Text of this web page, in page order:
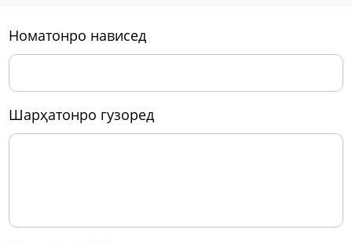
номатонро нависед
шарҳатонро гузоред